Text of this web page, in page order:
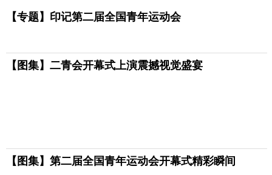
【专题】印记第二届全国青年运动会
【图集】二青会开幕式上演震撼视觉盛宴
【图集】第二届全国青年运动会开幕式精彩瞬间